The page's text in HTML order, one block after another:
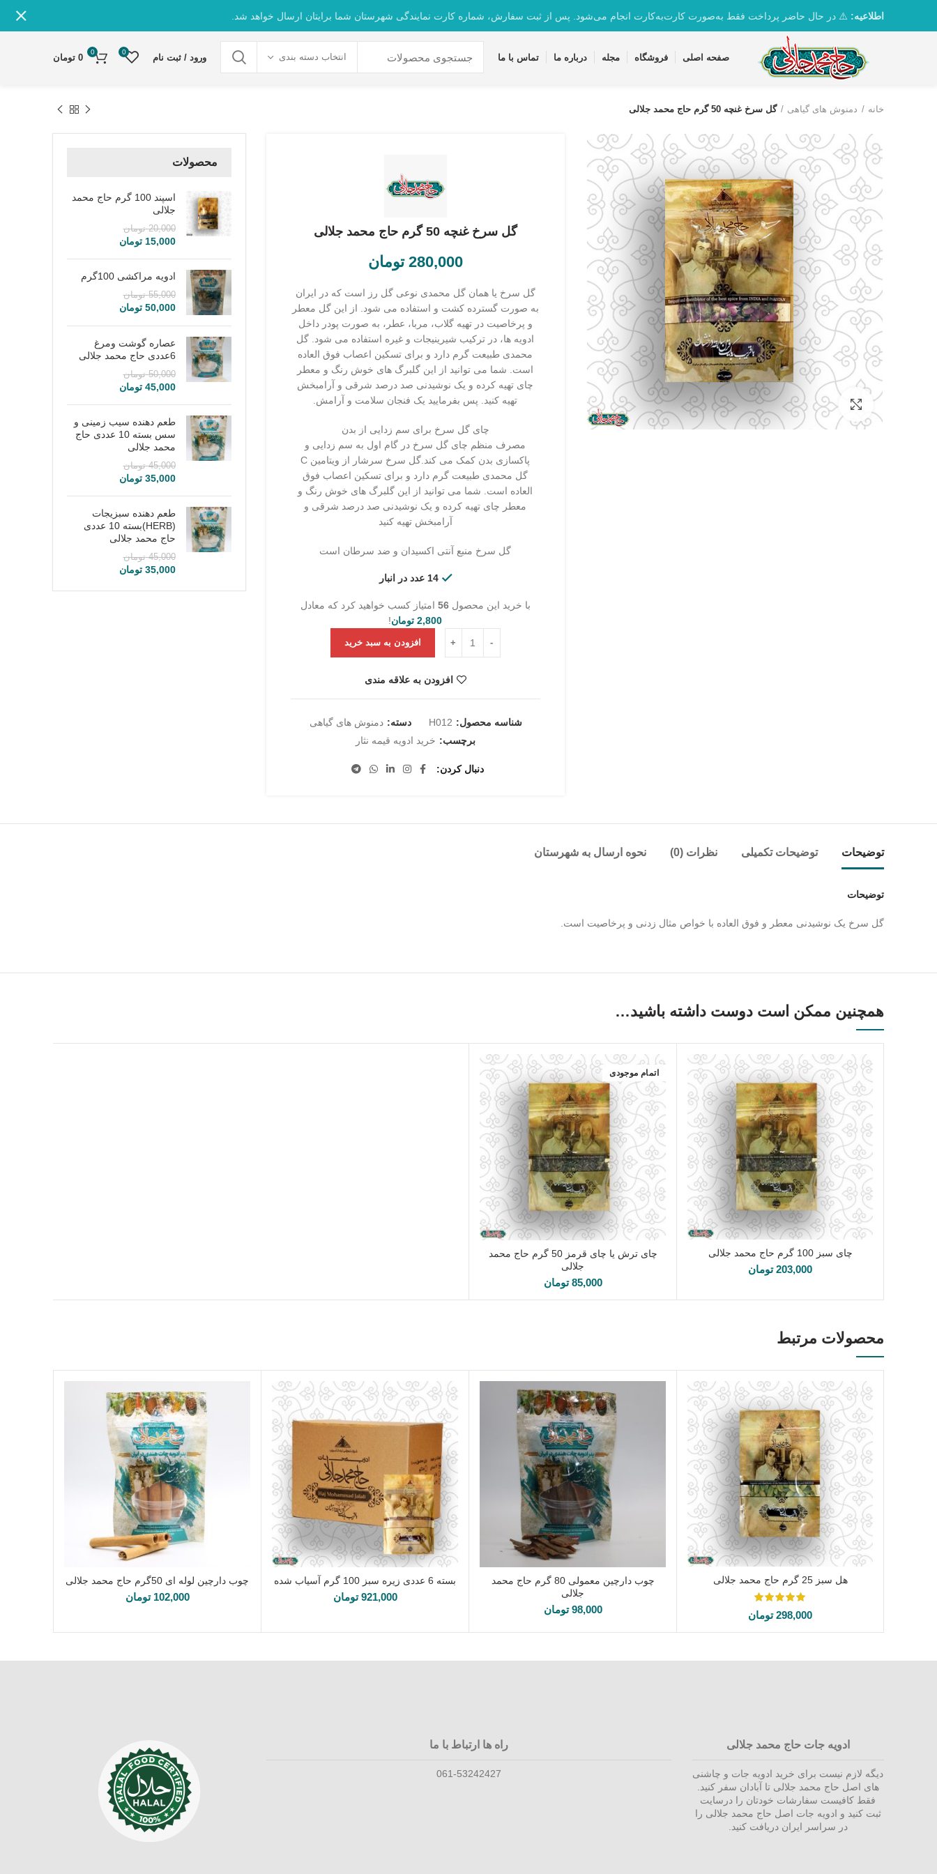
تماس با واحد پشتیبانی 09361163082
صفحه اصلی فروشگاه مجله درباره ما تماس با ما انتخاب دسته بندی ورود / ثبت نام 0
0
0 تومان
خانه دمنوش های گیاهی گل سرخ غنچه 50 گرم حاج محمد جلالی
بزرگنمایی تصویر
گل سرخ غنچه 50 گرم حاج محمد جلالی
280,000 تومان
گل سرخ یا همان گل محمدی نوعی گل رز است که در ایران
به صورت گسترده کشت و استفاده می شود. از این گل معطر
و پرخاصیت در تهیه گلاب، مربا، عطر، به صورت پودر داخل
ادویه ها، در ترکیب شیرینیجات و غیره استفاده می شود. گل
محمدی طبیعت گرم دارد و برای تسکین اعصاب فوق العاده
است. شما می توانید از این گلبرگ های خوش رنگ و معطر
چای تهیه کرده و یک نوشیدنی صد درصد شرقی و آرامبخش
تهیه کنید. پس بفرمایید یک فنجان سلامت و آرامش.
چای گل سرخ برای سم زدایی از بدن
مصرف منظم چای گل سرخ در گام اول به سم زدایی و
پاکسازی بدن کمک می کند.گل سرخ سرشار از ویتامین C
گل محمدی طبیعت گرم دارد و برای تسکین اعصاب فوق
العاده است. شما می توانید از این گلبرگ های خوش رنگ و
معطر چای تهیه کرده و یک نوشیدنی صد درصد شرقی و
آرامبخش تهیه کنید
گل سرخ منبع آنتی اکسیدان و ضد سرطان است
14 عدد در انبار
با خرید این محصول56 امتیاز کسب خواهید کرد که معادل
2,800 تومان!
افزودن به سبد خرید
افزودن به علاقه مندی
شناسه محصول: H012 دسته: دمنوش های گیاهی
برچسب: خرید ادویه قیمه نثار
دنبال کردن
محصولات
اسپند 100 گرم حاج محمد
جلالی
20,000 تومان
15,000 تومان
ادویه مراکشی 100گرم
55,000 تومان
50,000 تومان
عصاره گوشت ومرغ
6عددی حاج محمد جلالی
50,000 تومان
45,000 تومان
طعم دهنده سیب زمینی و
سس بسته 10 عددی حاج
محمد جلالی
45,000 تومان
35,000 تومان
طعم دهنده سبزیجات
(HERB)بسته 10 عددی
حاج محمد جلالی
45,000 تومان
35,000 تومان
توضیحات توضیحات تکمیلی نظرات (0) نحوه ارسال به شهرستان
توضیحات
گل سرخ یک نوشیدنی معطر و فوق العاده با خواص مثال زدنی و پرخاصیت است.
همچنین ممکن است دوست داشته باشید…
افزودن به سبد خریدچای سبز 100 گرم حاج محمد جلالی
203,000 تومان
اتمام موجودی
اطلاعات بیشترچای ترش یا چای قرمز 50 گرم حاج محمد
جلالی
85,000 تومان
محصولات مرتبط
افزودن به سبد خریدهل سبز 25 گرم حاج محمد جلالی
298,000 تومان
افزودن به سبد خریدچوب دارچین معمولی 80 گرم حاج محمد
جلالی
98,000 تومان
افزودن به سبد خرید بسته 6 عددی زیره سبز 100 گرم آسیاب شده
921,000 تومان
افزودن به سبد خریدچوب دارچین لوله ای 50گرم حاج محمد جلالی
102,000 تومان
راه ها ارتباط با ما
061-53242427
ادویه جات حاج محمد جلالی
دیگه لازم نیست برای خرید ادویه جات و چاشنی
های اصل حاج محمد جلالی تا آبادان سفر کنید.
فقط کافیست سفارشات خودتان را درسایت
ثبت کنید و ادویه جات اصل حاج محمد جلالی را
در سراسر ایران دریافت کنید.
اطلاعیه: ⚠️ در حال حاضر پرداخت فقط به‌صورت کارت‌به‌کارت انجام می‌شود. پس از ثبت سفارش، شماره کارت نمایندگی شهرستان شما برایتان ارسال خواهد شد.